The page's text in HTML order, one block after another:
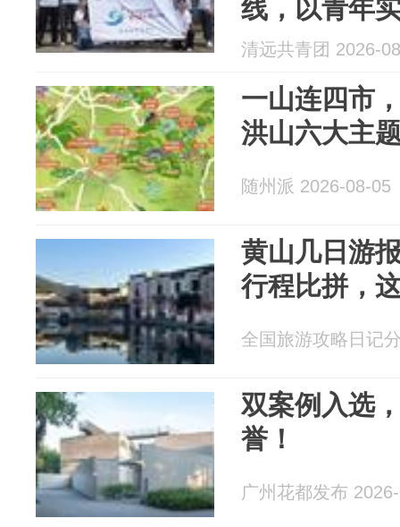
线，以青年
振兴
清远共青团 2026-
一山连四市
洪山六大主
随州派 2026-08-05
黄山几日游
行程比拼，
全国旅游攻略日记
双案例入选
誉！
广州花都发布